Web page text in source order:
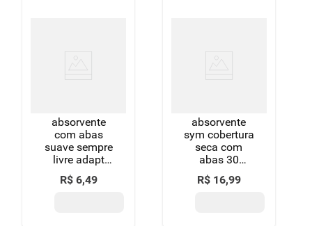
absorvente
com abas
suave sempre
livre adapt
pacote 8
unidades
R$ 6,49
absorvente
sym cobertura
seca com
abas 30
unidades
R$ 16,99